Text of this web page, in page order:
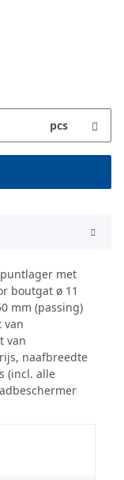
pcs
met
boutgat ø 11
mm (passing)
van
van
naafbreedte
(incl. alle